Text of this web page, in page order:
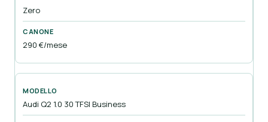
Zero
290 €/mese
Audi Q2 1.0 30 TFSI Business